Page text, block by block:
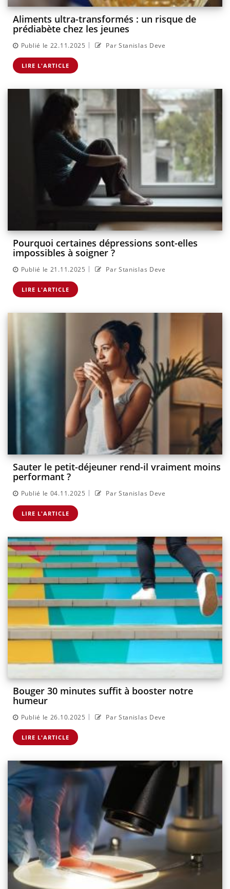
Aliments ultra-transformés : un risque de
prédiabète chez les jeunes
Publié le 22.11.2025 | Par Stanislas Deve
LIRE L'ARTICLE
Pourquoi certaines dépressions sont-elles
impossibles à soigner ?
Publié le 21.11.2025 | Par Stanislas Deve
LIRE L'ARTICLE
Sauter le petit-déjeuner rend-il vraiment moins
performant ?
Publié le 04.11.2025 | Par Stanislas Deve
LIRE L'ARTICLE
Bouger 30 minutes suffit à booster notre
humeur
Publié le 26.10.2025 | Par Stanislas Deve
LIRE L'ARTICLE